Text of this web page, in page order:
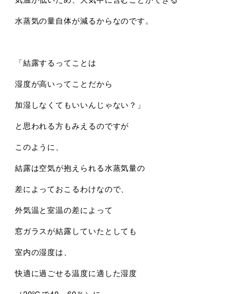
水蒸気の量自体が減るからなのです。
「結露するってことは
湿度が高いってことだから
加湿しなくてもいいんじゃない？」
と思われる方もみえるのですが
このように、
結露は空気が抱えられる水蒸気量の
差によっておこるわけなので、
外気温と室温の差によって
窓ガラスが結露していたとしても
室内の湿度は、
快適に過ごせる温度に適した湿度